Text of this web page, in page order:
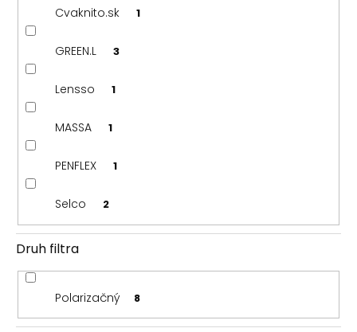
Cvaknito.sk 1
GREEN.L 3
Lensso 1
MASSA 1
PENFLEX 1
Selco 2
Druh filtra
Polarizačný 8